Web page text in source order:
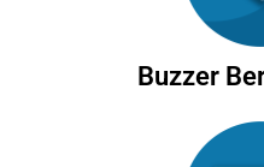
Buzzer